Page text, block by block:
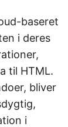
baseret
i deres
til HTML.
bliver
i